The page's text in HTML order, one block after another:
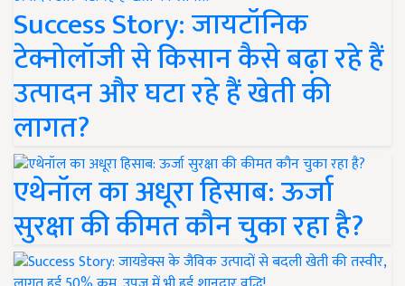
Success Story: जायटॉनिक
टेक्नोलॉजी से किसान कैसे बढ़ा रहे हैं
उत्पादन और घटा रहे हैं खेती की
लागत?
एथेनॉल का अधूरा हिसाब: ऊर्जा
सुरक्षा की कीमत कौन चुका रहा है?